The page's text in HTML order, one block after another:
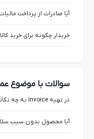
آیا صادرات از پرداخت
خریدار چگونه برای خرید
سوالات با موضوع
در تهیه invoice به چه نکاتی باید توجه کرد؟
آیا محصول بدون سیب